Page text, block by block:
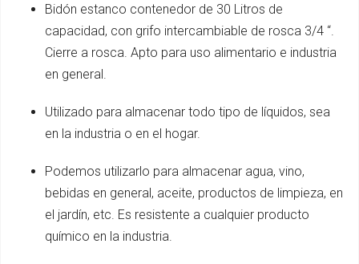
Bidón estanco contenedor de 30 Litros de
capacidad, con grifo intercambiable de rosca 3/4 “.
Cierre a rosca. Apto para uso alimentario e industria
en general.
Utilizado para almacenar todo tipo de líquidos, sea
en la industria o en el hogar.
Podemos utilizarlo para almacenar agua, vino,
bebidas en general, aceite, productos de limpieza, en
el jardín, etc. Es resistente a cualquier producto
químico en la industria.